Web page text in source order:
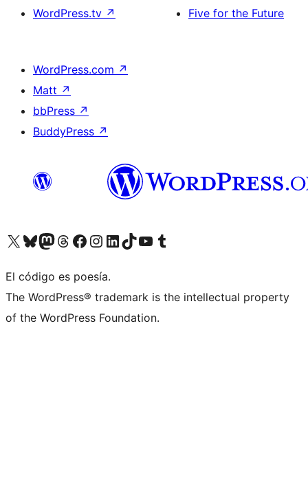
WordPress.tv ↗
Five for the Future
WordPress.com ↗
Matt ↗
bbPress ↗
BuddyPress ↗
Visita nuestra cuenta de X (anteriormente Twitter)
Visita nuestra cuenta de Bluesky
Visita nuestra cuenta de Mastodon
Visita nuestra cuenta de Threads
Visita nuestra página de Facebook
Visita nuestra cuenta de Instagram
Visita nuestra cuenta de LinkedIn
Visita nuestra cuenta de TikTok
Visita nuestro canal de YouTube
Visita nuestra cuenta de Tumblr
El código es poesía.
The WordPress® trademark is the intellectual property
of the WordPress Foundation.